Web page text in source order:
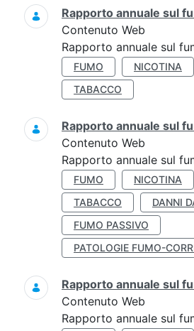
Rapporto annuale sul
Contenuto Web
Rapporto annuale sul
FUMO NICOTINA
TABACCO
Rapporto annuale sul
Contenuto Web
Rapporto annuale sul
FUMO NICOTINA
TABACCO
DANNI
FUMO PASSIVO
PATOLOGIE FUMO-
Rapporto annuale sul
Contenuto Web
Rapporto annuale sul